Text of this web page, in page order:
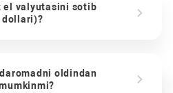
el valyutasini sotib
dollari)?
oldindan